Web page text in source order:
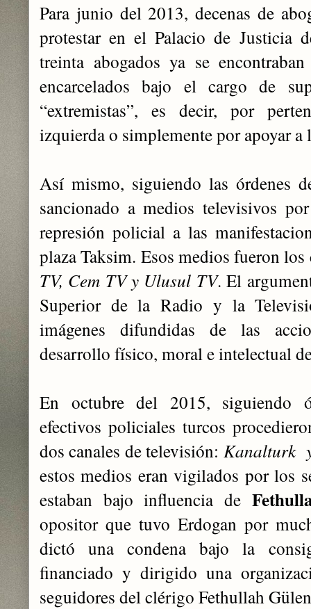
Para junio del 2013, decenas de
protestar en el Palacio de Justicia
treinta abogados ya se
encarcelados bajo el cargo de
“extremistas”, es decir, por
izquierda o simplemente por apoyar
Así mismo, siguiendo las órdenes
sancionado a medios televisivos
represión policial a las
plaza Taksim. Esos medios fueron
TV, Cem TV y Ulusul TV. El
Superior de la Radio y la
imágenes difundidas de las
desarrollo físico, moral e intelectual
En octubre del 2015, siguiendo
efectivos policiales turcos
dos canales de televisión: Kanalturk
estos medios eran vigilados por los
estaban bajo influencia de
opositor que tuvo Erdogan por
dictó una condena bajo la
financiado y dirigido una
seguidores del clérigo Fethullah